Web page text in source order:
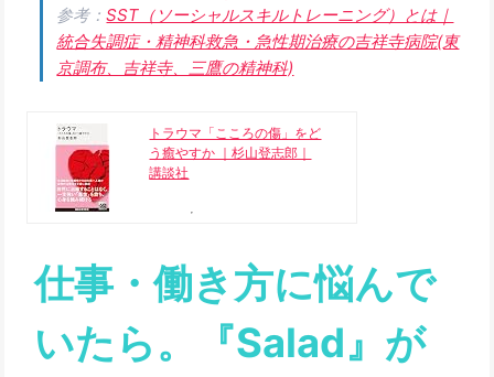
参考：SST（ソーシャルスキルトレーニング）とは｜
統合失調症・精神科救急・急性期治療の吉祥寺病院(東
京調布、吉祥寺、三鷹の精神科)
トラウマ「こころの傷」をど
う癒やすか ｜杉山登志郎｜
講談社
仕事・働き方に悩んで
いたら。『Salad』が